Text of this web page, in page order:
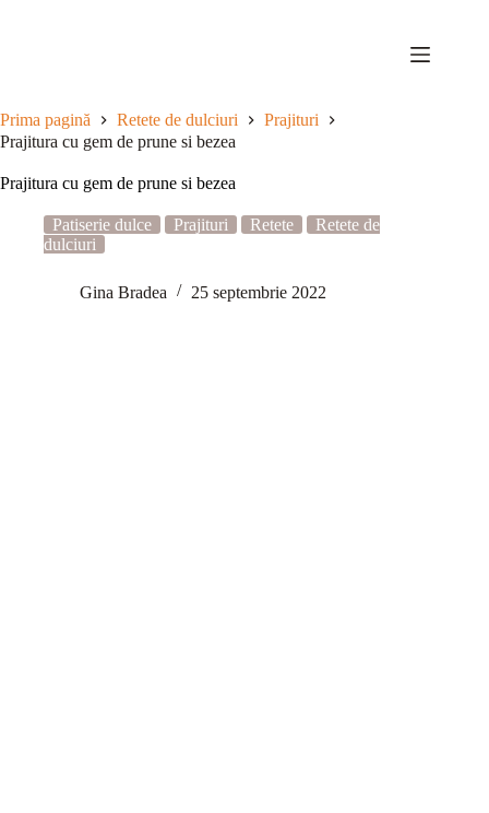
Prima pagină Retete de dulciuri
Prajituri
Prajitura cu gem de prune si bezea
Prajitura cu gem de prune si bezea
Patiserie dulce Prajituri Retete
Retete de
dulciuri
Gina Bradea 25 septembrie 2022